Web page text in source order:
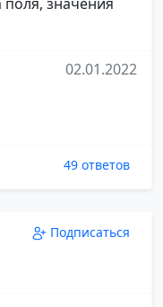
02.01.2022
49 ответов
Подписаться